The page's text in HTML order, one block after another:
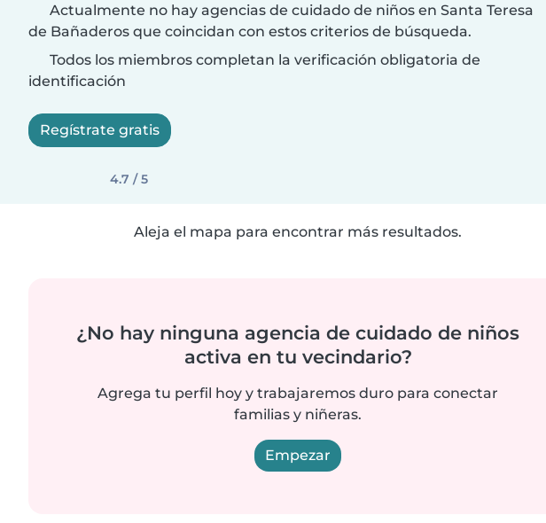
Actualmente no hay agencias de cuidado de niños en Santa Teresa
de Bañaderos que coincidan con estos criterios de búsqueda.
Todos los miembros completan la verificación obligatoria de
identificación
Regístrate gratis
4.7 / 5
Aleja el mapa para encontrar más resultados.
¿No hay ninguna agencia de cuidado de niños
activa en tu vecindario?
Agrega tu perfil hoy y trabajaremos duro para conectar
familias y niñeras.
Empezar